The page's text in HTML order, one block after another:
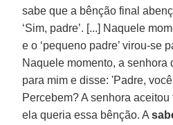
sabe que a bênção final
‘Sim, padre’. [...] Naquele
e o ‘pequeno padre’ virou-se
Naquele momento, a senhora
para mim e disse: 'Padre,
Percebem? A senhora
ela queria essa bênção. A